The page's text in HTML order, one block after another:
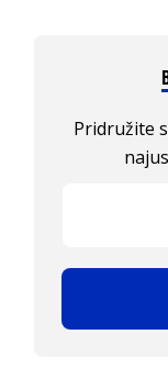
Pridružite